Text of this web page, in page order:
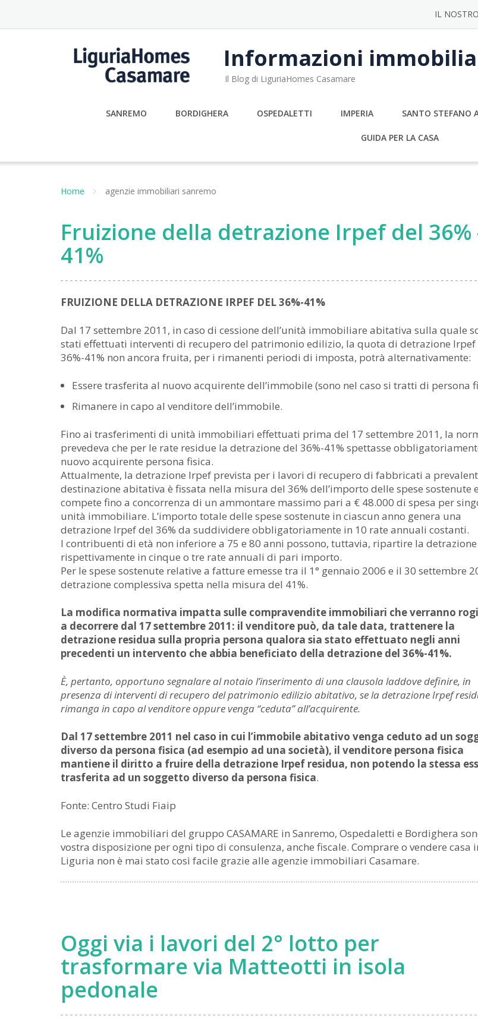
content
IL
Informazioni
Il Blog di LiguriaHomes Casamare
SANREMO BORDIGHERA OSPEDALETTI IMPERIA SANTO STEFANO
GUIDA PER LA CASA
Home agenzie immobiliari sanremo
Fruizione della detrazione Irpef del 36%
41%
FRUIZIONE DELLA DETRAZIONE IRPEF DEL 36%-41%
Dal 17 settembre 2011, in caso di cessione dell’unità immobiliare abitativa sulla quale
stati effettuati interventi di recupero del patrimonio edilizio, la quota di detrazione Irpef
36%-41% non ancora fruita, per i rimanenti periodi di imposta, potrà alternativamente:
Essere trasferita al nuovo acquirente dell’immobile (sono nel caso si tratti di persona
Rimanere in capo al venditore dell’immobile.
Fino ai trasferimenti di unità immobiliari effettuati prima del 17 settembre 2011, la
prevedeva che per le rate residue la detrazione del 36%-41% spettasse
nuovo acquirente persona fisica.
Attualmente, la detrazione Irpef prevista per i lavori di recupero di fabbricati a
destinazione abitativa è fissata nella misura del 36% dell’importo delle spese sostenute e
compete fino a concorrenza di un ammontare massimo pari a € 48.000 di spesa per
unità immobiliare. L’importo totale delle spese sostenute in ciascun anno genera una
detrazione Irpef del 36% da suddividere obbligatoriamente in 10 rate annuali costanti.
I contribuenti di età non inferiore a 75 e 80 anni possono, tuttavia, ripartire la detrazione
rispettivamente in cinque o tre rate annuali di pari importo.
Per le spese sostenute relative a fatture emesse tra il 1° gennaio 2006 e il 30 settembre
detrazione complessiva spetta nella misura del 41%.
La modifica normativa impatta sulle compravendite immobiliari che verranno
a decorrere dal 17 settembre 2011: il venditore può, da tale data, trattenere la
detrazione residua sulla propria persona qualora sia stato effettuato negli anni
precedenti un intervento che abbia beneficiato della detrazione del 36%-41%.
È, pertanto, opportuno segnalare al notaio l’inserimento di una clausola laddove definire, in
presenza di interventi di recupero del patrimonio edilizio abitativo, se la detrazione Irpef
rimanga in capo al venditore oppure venga “ceduta” all’acquirente.
Dal 17 settembre 2011 nel caso in cui l’immobile abitativo venga ceduto ad un
diverso da persona fisica (ad esempio ad una società), il venditore persona fisica
mantiene il diritto a fruire della detrazione Irpef residua, non potendo la stessa
trasferita ad un soggetto diverso da persona fisica.
Fonte: Centro Studi Fiaip
Le agenzie immobiliari del gruppo CASAMARE in Sanremo, Ospedaletti e Bordighera
vostra disposizione per ogni tipo di consulenza, anche fiscale. Comprare o vendere casa
Liguria non è mai stato così facile grazie alle agenzie immobiliari Casamare.
Oggi via i lavori del 2° lotto per
trasformare via Matteotti in isola
pedonale